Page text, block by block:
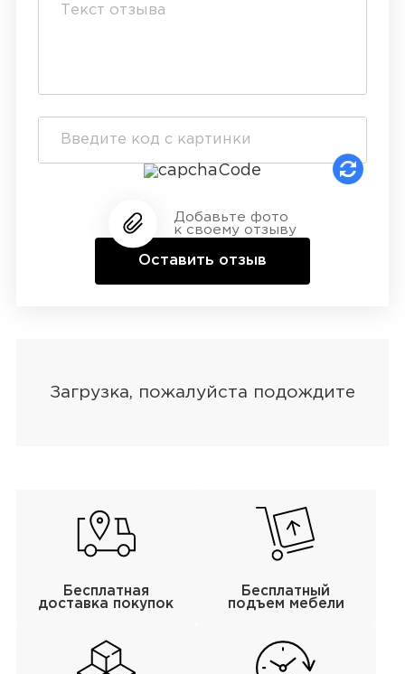
Добавьте фото
к своему отзыву
Оставить отзыв
Бесплатная
доставка покупок
Бесплатный
подъем мебели